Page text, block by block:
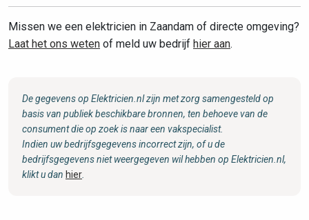
Missen we een elektricien in Zaandam of directe omgeving?
Laat het ons weten of meld uw bedrijf hier aan.
De gegevens op Elektricien.nl zijn met zorg samengesteld op
basis van publiek beschikbare bronnen, ten behoeve van de
consument die op zoek is naar een vakspecialist.
Indien uw bedrijfsgegevens incorrect zijn, of u de
bedrijfsgegevens niet weergegeven wil hebben op Elektricien.nl,
klikt u dan hier